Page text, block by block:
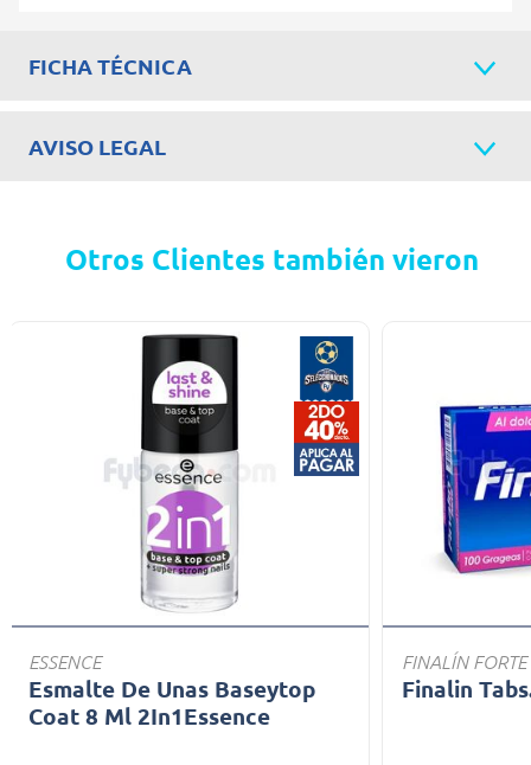
FICHA TÉCNICA
AVISO LEGAL
Otros Clientes también vieron
ESSENCE
Esmalte De Unas Baseytop
Coat 8 Ml 2In1Essence
FINALÍN FORTE
Finalin